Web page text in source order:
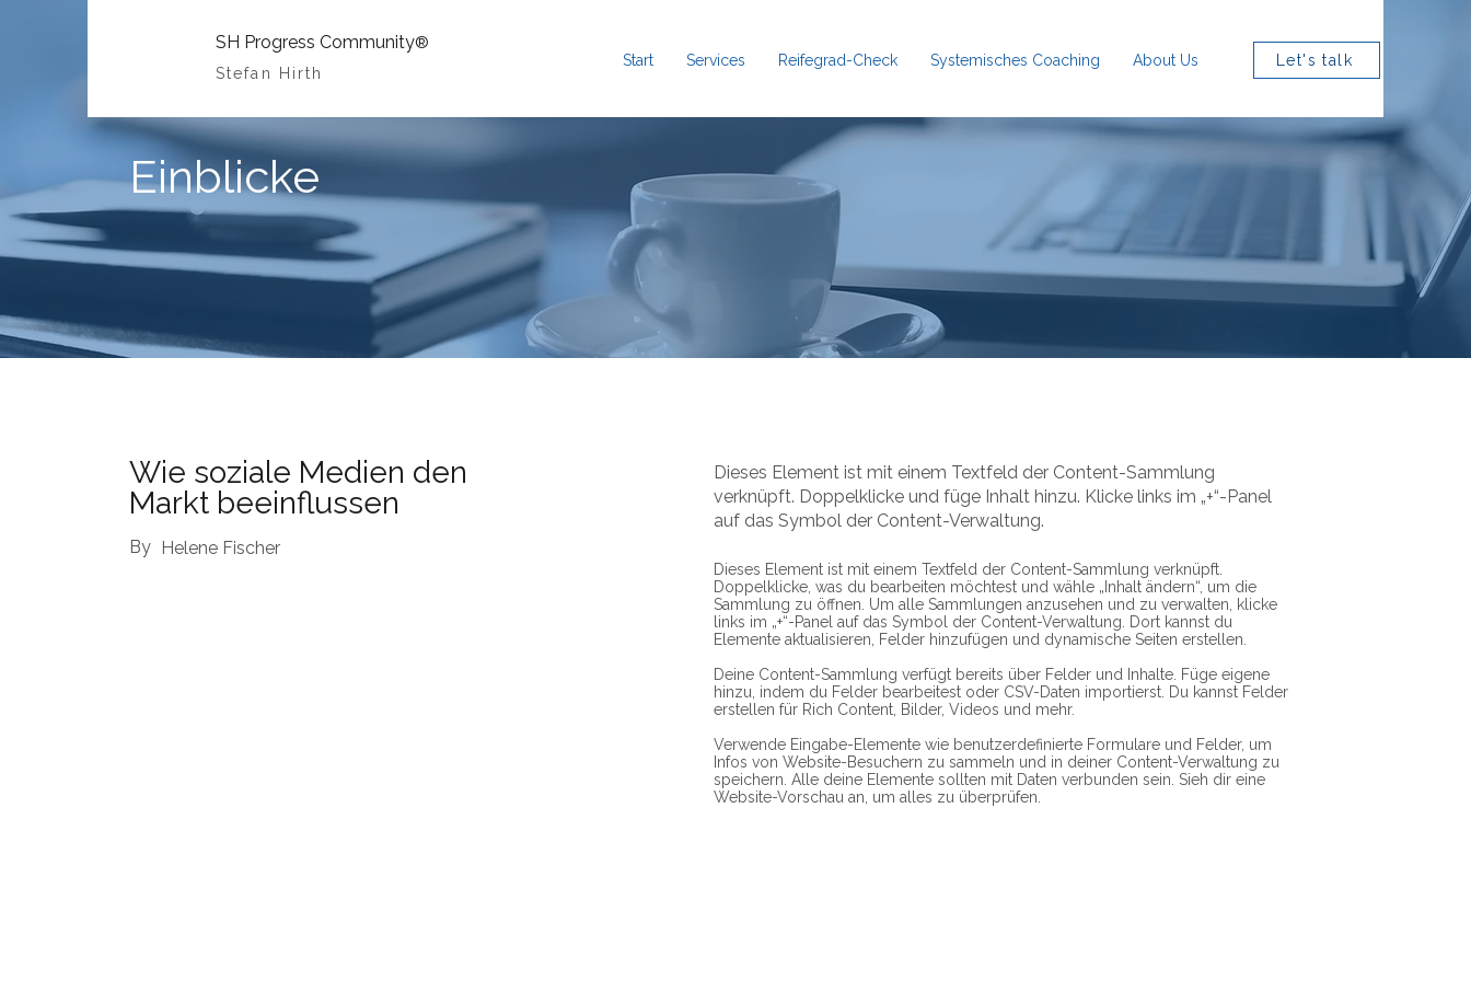
SH Progress Community®
Stefan Hirth
Start Services Reifegrad-Check Systemisches Coaching About Us Let's talk
Einblicke
Wie soziale Medien den
Markt beeinflussen
By Helene Fischer
Dieses Element ist mit einem Textfeld der Content-Sammlung
verknüpft. Doppelklicke und füge Inhalt hinzu. Klicke links im „+“-Panel
auf das Symbol der Content-Verwaltung.
Dieses Element ist mit einem Textfeld der Content-Sammlung verknüpft.
Doppelklicke, was du bearbeiten möchtest und wähle „Inhalt ändern“, um die
Sammlung zu öffnen. Um alle Sammlungen anzusehen und zu verwalten, klicke
links im „+“-Panel auf das Symbol der Content-Verwaltung. Dort kannst du
Elemente aktualisieren, Felder hinzufügen und dynamische Seiten erstellen.
Deine Content-Sammlung verfügt bereits über Felder und Inhalte. Füge eigene
hinzu, indem du Felder bearbeitest oder CSV-Daten importierst. Du kannst Felder
erstellen für Rich Content, Bilder, Videos und mehr.
Verwende Eingabe-Elemente wie benutzerdefinierte Formulare und Felder, um
Infos von Website-Besuchern zu sammeln und in deiner Content-Verwaltung zu
speichern. Alle deine Elemente sollten mit Daten verbunden sein. Sieh dir eine
Website-Vorschau an, um alles zu überprüfen.